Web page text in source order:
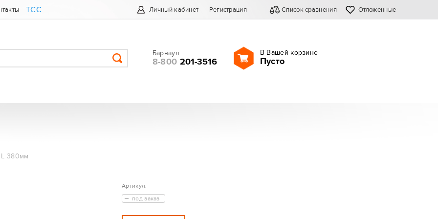
ТСС Личный кабинет Регистрация Список сравнения Отложенные
Барнаул
8-800 201-3516
В Вашей корзине
Пусто
380мм
Артикул:
под заказ